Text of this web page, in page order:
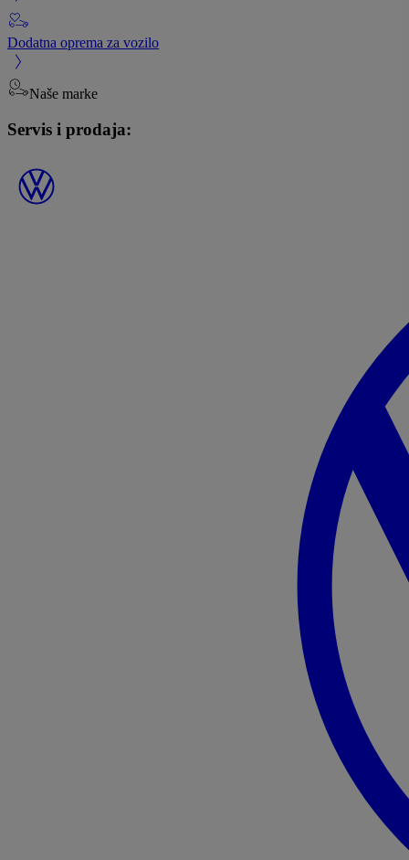
Dodatna oprema za vozilo
Naše marke
Servis i prodaja: